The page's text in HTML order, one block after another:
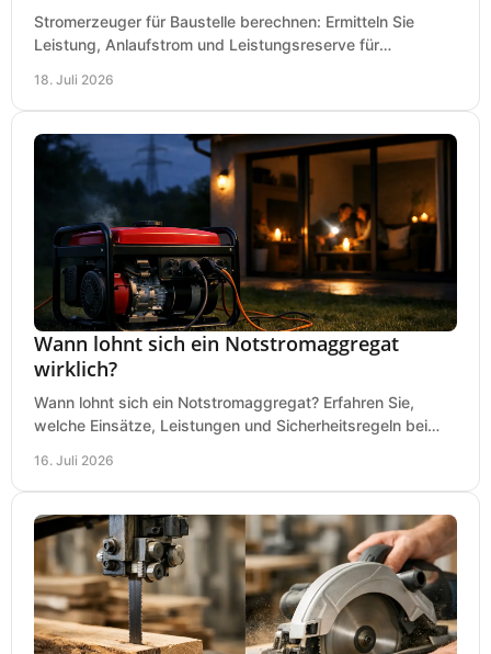
Stromerzeuger für Baustelle berechnen: Ermitteln Sie
Leistung, Anlaufstrom und Leistungsreserve für
18. Juli 2026
Wann lohnt sich ein Notstromaggregat
wirklich?
Wann lohnt sich ein Notstromaggregat? Erfahren Sie,
welche Einsätze, Leistungen und Sicherheitsregeln bei
16. Juli 2026